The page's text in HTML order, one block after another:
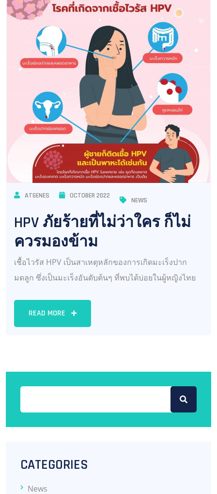
ATGENES OCTOBER 2022
NEWS
HPV ภัยร้ายที่ไม่ว่าใคร ก็ไม่
ควรมองข้าม
เชื้อไวรัส HPV เป็นสาเหตุหลักของการเกิดมะเร็งปาก
มดลูก ซึ่งเป็นมะเร็งอันดับต้นๆ ที่พบได้บ่อยในผู้หญิงไทย
READ MORE
CATEGORIES
News